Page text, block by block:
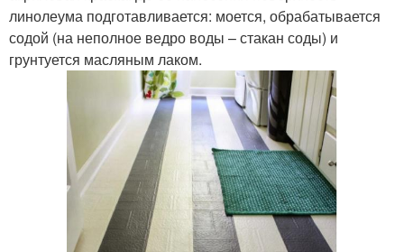
линолеума подготавливается: моется, обрабатывается
содой (на неполное ведро воды – стакан соды) и
грунтуется масляным лаком.